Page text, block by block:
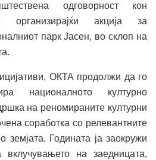
одговорност кон
организирајќи акција за
парк Јасен, во склоп на
ОКТА продолжи да го
националното културно
на реномираните културни
соработка со релевантните
земјата. Годината ја заокружи
на заедницата,